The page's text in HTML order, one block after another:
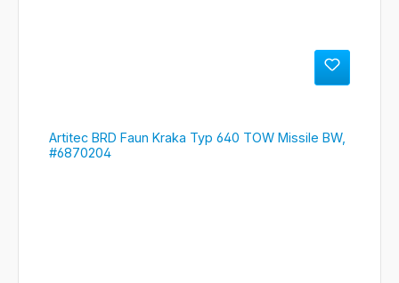
Artitec BRD Faun Kraka Typ 640 TOW Missile BW,
#6870204